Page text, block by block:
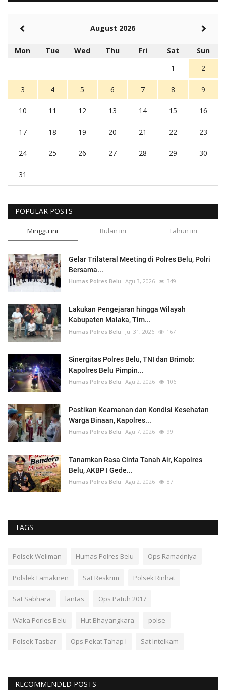
August 2026
Mon Tue Wed Thu Fri Sat
Sun
1
2
3 4 5 6 7 8 9
10 11 12 13 14 15 16
17 18 19 20 21 22 23
24 25 26 27 28 29 30
31
POPULAR POSTS
Minggu ini Bulan ini Tahun ini
Gelar Trilateral Meeting di Polres Belu, Polri
Bersama...
Humas Polres Belu Agu 3, 2026 349
Lakukan Pengejaran hingga Wilayah
Kabupaten Malaka, Tim...
Humas Polres Belu Jul 31, 2026 167
Sinergitas Polres Belu, TNI dan Brimob:
Kapolres Belu Pimpin...
Humas Polres Belu Agu 2, 2026 106
Pastikan Keamanan dan Kondisi Kesehatan
Warga Binaan, Kapolres...
Humas Polres Belu Agu 7, 2026 99
Tanamkan Rasa Cinta Tanah Air, Kapolres
Belu, AKBP I Gede...
Humas Polres Belu Agu 2, 2026 87
TAGS
Polsek Weliman Humas Polres Belu Ops Ramadniya
Polslek Lamaknen Sat Reskrim Polsek Rinhat
Sat Sabhara lantas Ops Patuh 2017
Waka Porles Belu Hut Bhayangkara polse
Polsek Tasbar Ops Pekat Tahap I Sat Intelkam
RECOMMENDED POSTS